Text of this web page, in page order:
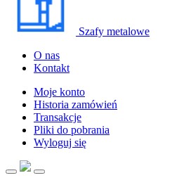
Szafy metalowe
O nas
Kontakt
Moje konto
Historia zamówień
Transakcje
Pliki do pobrania
Wyloguj się